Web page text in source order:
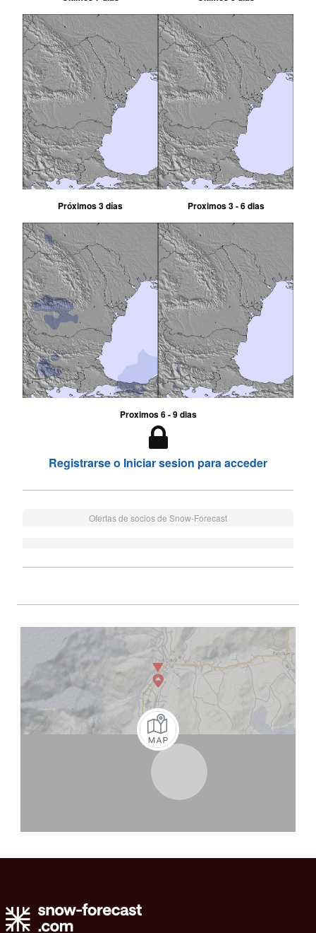
Próximos 3 días Proximos 3 - 6 dias
Proximos 6 - 9 dias
Registrarse o Iniciar sesion para acceder
Ofertas de socios de Snow-Forecast